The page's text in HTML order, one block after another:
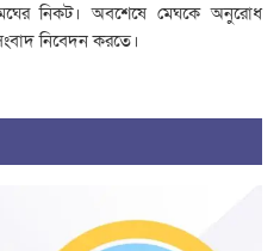
নিকট। অবশেষে মেঘকে অনুরোধ
নিবেদন করতে।